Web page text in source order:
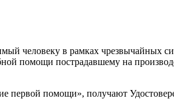
человеку в рамках чрезвычайных
помощи пострадавшему на
первой помощи», получают